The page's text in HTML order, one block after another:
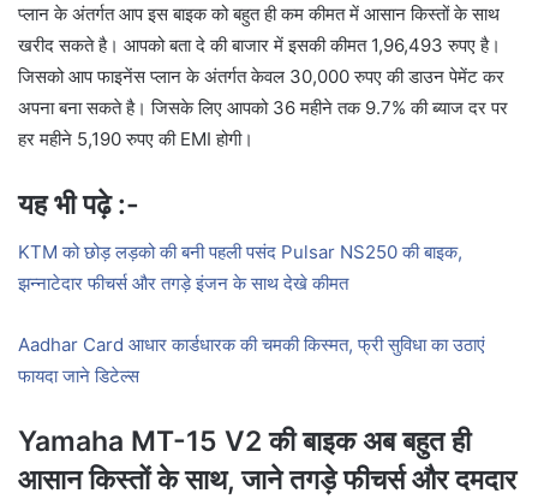
प्लान के अंतर्गत आप इस बाइक को बहुत ही कम कीमत में आसान किस्तों के साथ
खरीद सकते है। आपको बता दे की बाजार में इसकी कीमत 1,96,493 रुपए है।
जिसको आप फाइनेंस प्लान के अंतर्गत केवल 30,000 रुपए की डाउन पेमेंट कर
अपना बना सकते है। जिसके लिए आपको 36 महीने तक 9.7% की ब्याज दर पर
हर महीने 5,190 रुपए की EMI होगी।
यह भी पढ़े :-
KTM को छोड़ लड़को की बनी पहली पसंद Pulsar NS250 की बाइक,
झन्नाटेदार फीचर्स और तगड़े इंजन के साथ देखे कीमत
Aadhar Card आधार कार्डधारक की चमकी किस्मत, फ्री सुविधा का उठाएं
फायदा जाने डिटेल्स
Yamaha MT-15 V2 की बाइक अब बहुत ही
आसान किस्तों के साथ, जाने तगड़े फीचर्स और दमदार